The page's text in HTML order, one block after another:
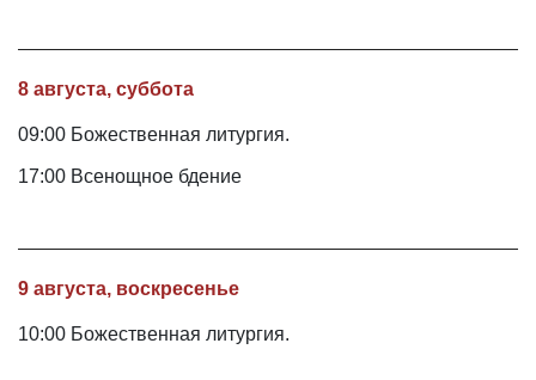
8 августа, суббота
09:00 Божественная литургия.
17:00 Всенощное бдение
9 августа, воскресенье
10:00 Божественная литургия.